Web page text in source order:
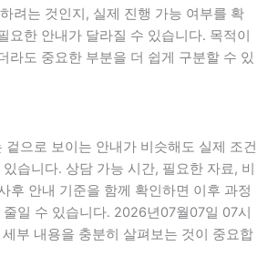
려는 것인지, 실제 진행 가능 여부를 확
요한 안내가 달라질 수 있습니다. 목적이
라도 중요한 부분을 더 쉽게 구분할 수 있
으로 보이는 안내가 비슷해도 실제 조건
습니다. 상담 가능 시간, 필요한 자료, 비
후 안내 기준을 함께 확인하면 이후 과정
일 수 있습니다. 2026년07월07일 07시
부 내용을 충분히 살펴보는 것이 중요합